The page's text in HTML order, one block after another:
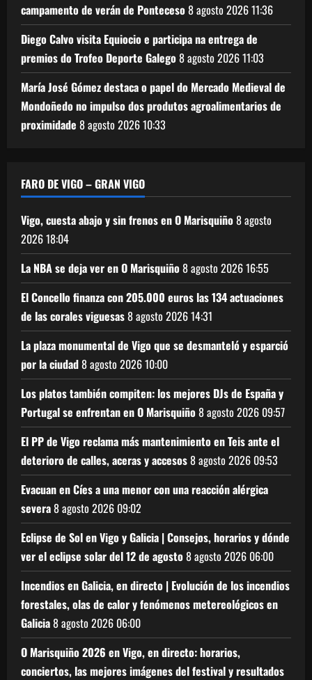
campamento de verán de Ponteceso8 agosto 202611:36
Diego Calvo visita Equiocio e participa na entrega de
premios do Trofeo Deporte Galego8 agosto 202611:03
María José Gómez destaca o papel do Mercado Medieval de
Mondoñedo no impulso dos produtos agroalimentarios de
proximidade 8 agosto 202610:33
FARO DE VIGO – GRAN VIGO
Vigo, cuesta abajo y sin frenos en O Marisquiño8 agosto
202618:04
La NBA se deja ver en O Marisquiño8 agosto 202616:55
El Concello finanza con 205.000 euros las 134 actuaciones
de las corales viguesas8 agosto 202614:31
La plaza monumental de Vigo que se desmanteló y esparció
por la ciudad8 agosto 202610:00
Los platos también compiten: los mejores DJs de España y
Portugal se enfrentan en O Marisquiño8 agosto 2026 09:57
El PP de Vigo reclama más mantenimiento en Teis ante el
deterioro de calles, aceras y accesos8 agosto 2026 09:53
Evacuan en Cíes a una menor con una reacción alérgica
severa8 agosto 2026 09:02
Eclipse de Sol en Vigo y Galicia | Consejos, horarios y dónde
ver el eclipse solar del 12 de agosto8 agosto 2026 06:00
Incendios en Galicia, en directo | Evolución de los incendios
forestales, olas de calor y fenómenos metereológicos en
Galicia8 agosto 2026 06:00
O Marisquiño 2026 en Vigo, en directo: horarios,
conciertos, las mejores imágenes del festival y resultados